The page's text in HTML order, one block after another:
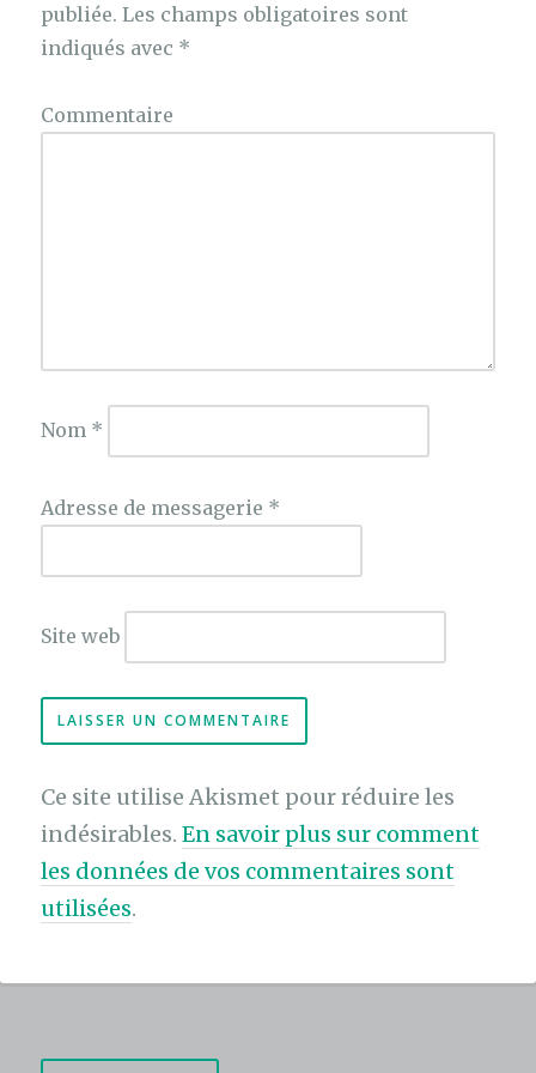
publiée. Les champs obligatoires sont
indiqués avec *
Commentaire
Nom *
Adresse de messagerie *
Site web
Ce site utilise Akismet pour réduire les
indésirables.En savoir plus sur comment
les données de vos commentaires sont
utilisées.